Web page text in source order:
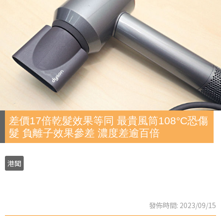
差價17倍乾髮效果等同 最貴風筒108°C恐傷
髮 負離子效果參差 濃度差逾百倍
港聞
發佈時間: 2023/09/15